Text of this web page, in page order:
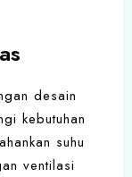
desain
kebutuhan
suhu
ventilasi